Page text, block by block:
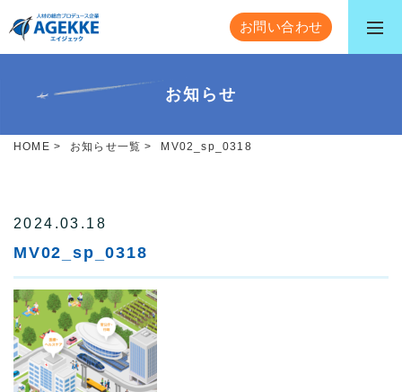
お問い合わせ
お知らせ
HOME > お知らせ一覧 > MV02_sp_0318
2024.03.18
MV02_sp_0318